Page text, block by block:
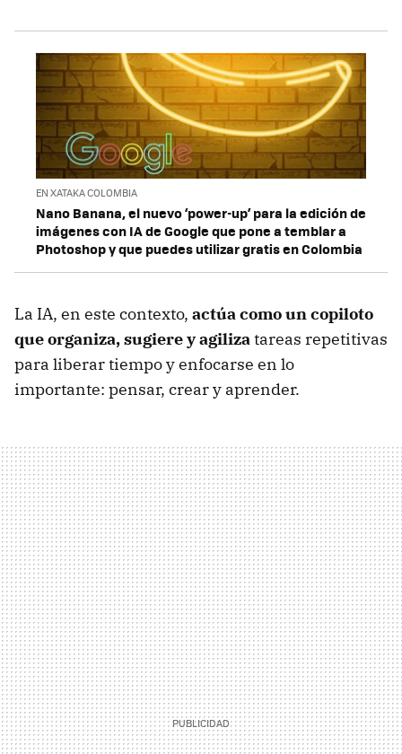
EN XATAKA COLOMBIA
Nano Banana, el nuevo ‘power-up’ para la edición de
imágenes con IA de Google que pone a temblar a
Photoshop y que puedes utilizar gratis en Colombia
La IA, en este contexto, actúa como un copiloto
que organiza, sugiere y agilizatareas repetitivas
para liberar tiempo y enfocarse en lo
importante: pensar, crear y aprender.